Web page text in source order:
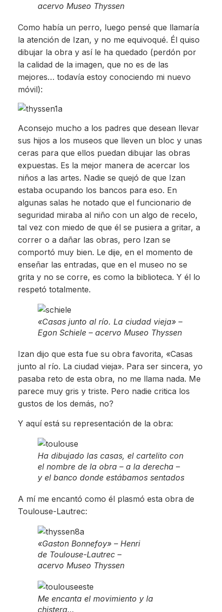
acervo Museo Thyssen
Como había un perro, luego pensé que llamaría
la atención de Izan, y no me equivoqué. Él quiso
dibujar la obra y así le ha quedado (perdón por
la calidad de la imagen, que no es de las
mejores… todavía estoy conociendo mi nuevo
móvil):
Aconsejo mucho a los padres que desean llevar
sus hijos a los museos que lleven un bloc y unas
ceras para que ellos puedan dibujar las obras
expuestas. Es la mejor manera de acercar los
niños a las artes. Nadie se quejó de que Izan
estaba ocupando los bancos para eso. En
algunas salas he notado que el funcionario de
seguridad miraba al niño con un algo de recelo,
tal vez con miedo de que él se pusiera a gritar, a
correr o a dañar las obras, pero Izan se
comportó muy bien. Le dije, en el momento de
enseñar las entradas, que en el museo no se
grita y no se corre, es como la biblioteca. Y él lo
respetó totalmente.
«Casas junto al río. La ciudad vieja» –
Egon Schiele – acervo Museo Thyssen
Izan dijo que esta fue su obra favorita, «Casas
junto al río. La ciudad vieja». Para ser sincera, yo
pasaba reto de esta obra, no me llama nada. Me
parece muy gris y triste. Pero nadie critica los
gustos de los demás, no?
Y aquí está su representación de la obra:
Ha dibujado las casas, el cartelito con
el nombre de la obra – a la derecha –
y el banco donde estábamos sentados
A mí me encantó como él plasmó esta obra de
Toulouse-Lautrec:
«Gaston Bonnefoy» – Henri
de Toulouse-Lautrec –
acervo Museo Thyssen
Me encanta el movimiento y la
chistera…